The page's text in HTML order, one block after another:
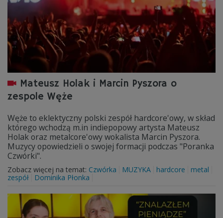
Mateusz Holak i Marcin Pyszora o
zespole Węże
Węże to eklektyczny polski zespół hardcore'owy, w skład
którego wchodzą m.in indiepopowy artysta Mateusz
Holak oraz metalcore'owy wokalista Marcin Pyszora.
Muzycy opowiedzieli o swojej formacji podczas "Poranka
Czwórki".
Zobacz więcej na temat: Czwórka MUZYKA hardcore
metal
zespół
Dominika Płonka